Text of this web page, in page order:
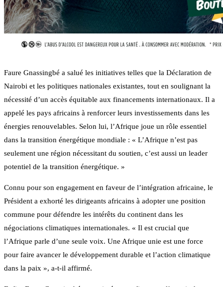
Faure Gnassingbé a salué les initiatives telles que la Déclaration de
Nairobi et les politiques nationales existantes, tout en soulignant la
nécessité d’un accès équitable aux financements internationaux. Il a
appelé les pays africains à renforcer leurs investissements dans les
énergies renouvelables. Selon lui, l’Afrique joue un rôle essentiel
dans la transition énergétique mondiale : « L’Afrique n’est pas
seulement une région nécessitant du soutien, c’est aussi un leader
potentiel de la transition énergétique. »
Connu pour son engagement en faveur de l’intégration africaine, le
Président a exhorté les dirigeants africains à adopter une position
commune pour défendre les intérêts du continent dans les
négociations climatiques internationales. « Il est crucial que
l’Afrique parle d’une seule voix. Une Afrique unie est une force
pour faire avancer le développement durable et l’action climatique
dans la paix », a-t-il affirmé.